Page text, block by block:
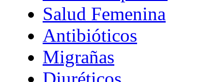
Salud Femenina
Antibióticos
Migrañas